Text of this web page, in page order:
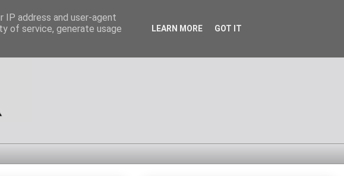
IP address and user-agent
of service, generate usage
LEARN MORE GOT IT